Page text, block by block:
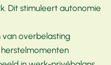
Dit stimuleert autonomie
van overbelasting